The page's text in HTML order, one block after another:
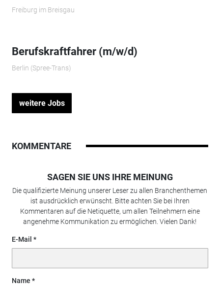
Freiburg im Breisgau
Berufskraftfahrer (m/w/d)
Berlin (Spree-Trans)
weitere Jobs
KOMMENTARE
SAGEN SIE UNS IHRE MEINUNG
Die qualifizierte Meinung unserer Leser zu allen Branchenthemen
ist ausdrücklich erwünscht. Bitte achten Sie bei Ihren
Kommentaren auf die Netiquette, um allen Teilnehmern eine
angenehme Kommunikation zu ermöglichen. Vielen Dank!
E-Mail
Name